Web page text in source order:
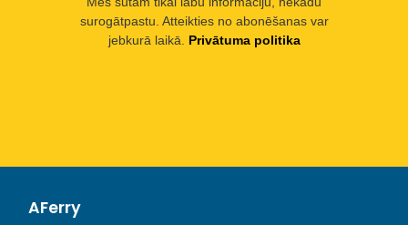
surogātpastu. Atteikties no abonēšanas var
jebkurā laikā.
Privātuma politika
AFerry